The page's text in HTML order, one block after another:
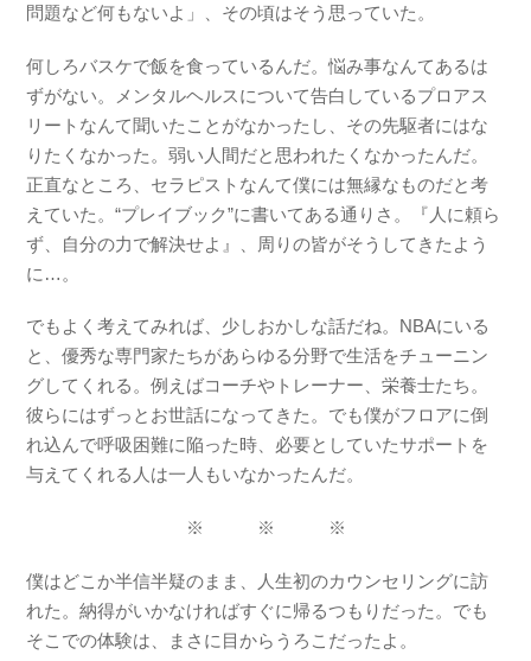
問題など何もないよ」、その頃はそう思っていた。
何しろバスケで飯を食っているんだ。悩み事なんてあるは
ずがない。メンタルヘルスについて告白しているプロアス
リートなんて聞いたことがなかったし、その先駆者にはな
りたくなかった。弱い人間だと思われたくなかったんだ。
正直なところ、セラピストなんて僕には無縁なものだと考
えていた。“プレイブック”に書いてある通りさ。『人に頼ら
ず、自分の力で解決せよ』、周りの皆がそうしてきたよう
に…。
でもよく考えてみれば、少しおかしな話だね。NBAにいる
と、優秀な専門家たちがあらゆる分野で生活をチューニン
グしてくれる。例えばコーチやトレーナー、栄養士たち。
彼らにはずっとお世話になってきた。でも僕がフロアに倒
れ込んで呼吸困難に陥った時、必要としていたサポートを
与えてくれる人は一人もいなかったんだ。
※ ※ ※
僕はどこか半信半疑のまま、人生初のカウンセリングに訪
れた。納得がいかなければすぐに帰るつもりだった。でも
そこでの体験は、まさに目からうろこだったよ。